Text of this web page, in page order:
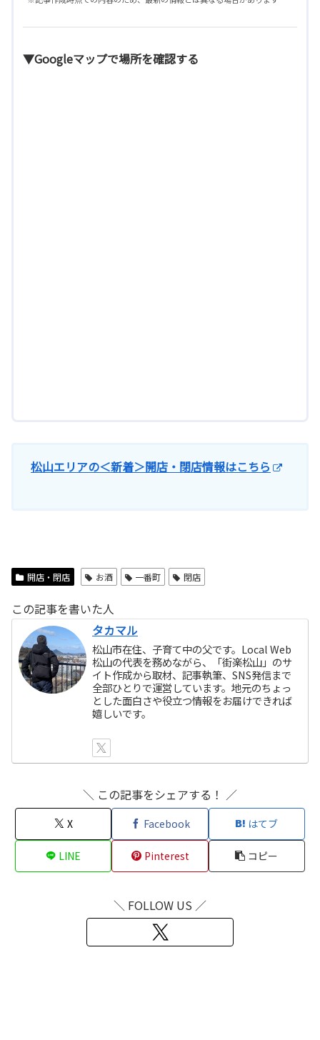
▼Googleマップで場所を確認する
松山エリアの＜新着＞開店・閉店情報はこちら
開店・閉店 お酒 一番町 閉店
この記事を書いた人
タカマル
松山市在住、子育て中の父です。Local Web
松山の代表を務めながら、「街楽松山」のサ
イト作成から取材、記事執筆、SNS発信まで
全部ひとりで運営しています。地元のちょっ
とした面白さや役立つ情報をお届けできれば
嬉しいです。
＼ この記事をシェアする！ ／
X Facebook はてブ
LINE Pinterest コピー
＼ FOLLOW US ／